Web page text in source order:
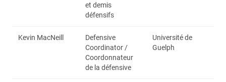
et demis
défensifs
Kevin MacNeill
Defensive
Coordinator /
Coordonnateur
de la défensive
Université de
Guelph